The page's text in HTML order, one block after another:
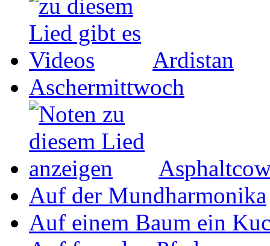
Ardistan
Aschermittwoch
Auf der Mundharmonika
Auf einem Baum ein